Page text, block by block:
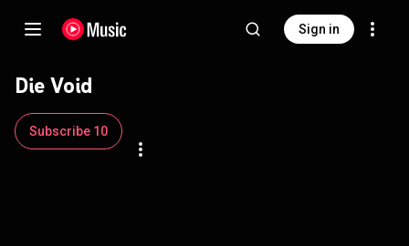
Sign in
Die Void
Subscribe 10